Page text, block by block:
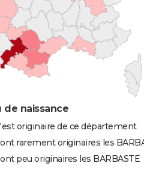
de naissance
originaire de ce département
rarement originaires les
peu originaires les BARBASTE